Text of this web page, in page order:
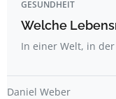
GESUNDHEIT
Welche
In einer Welt, in
Daniel Weber